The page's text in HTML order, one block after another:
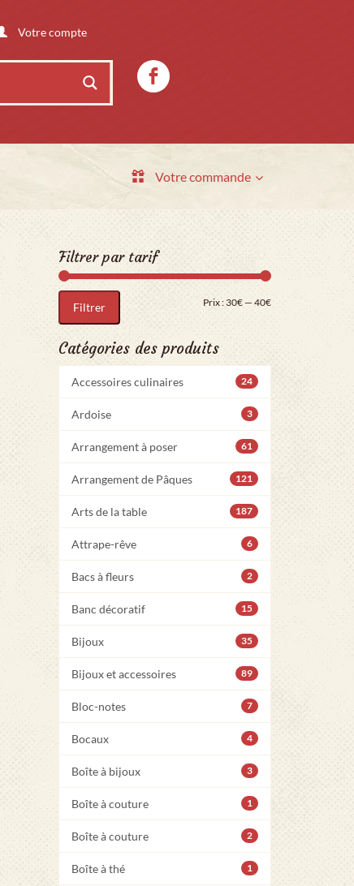
Votre compte
Votre commande
Filtrer par tarif
Prix min
Prix max
Filtrer Prix :30€ — 40€
Catégories des produits
Accessoires culinaires 24
Ardoise 3
Arrangement à poser 61
Arrangement de Pâques 121
Arts de la table 187
Attrape-rêve 6
Bacs à fleurs 2
Banc décoratif 15
Bijoux 35
Bijoux et accessoires 89
Bloc-notes 7
Bocaux 4
Boîte à bijoux 3
Boîte à couture 1
Boîte à couture 2
Boîte à thé 1